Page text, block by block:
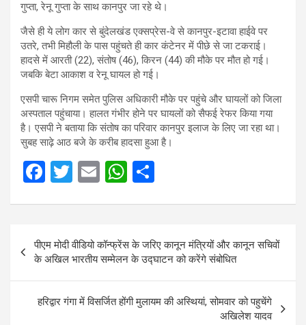
गुप्ता, रेनू गुप्ता के साथ कानपुर जा रहे थे।
जैसे ही ये लोग कार से बुंदेलखंड एक्सप्रेस-वे से कानपुर-इटावा हाईवे पर
उतरे, तभी मिहौली के पास पहुंचते ही कार कंटेनर में पीछे से जा टकराई।
हादसे में आरती (22), संतोष (46), किरन (44) की मौके पर मौत हो गई।
जबकि बेटा आकाश व रेनू घायल हो गई।
एसपी चारू निगम समेत पुलिस अधिकारी मौके पर पहुंचे और घायलों को जिला
अस्पताल पहुंचाया। हालत गंभीर होने पर घायलों को सैफई रेफर किया गया
है। एसपी ने बताया कि संतोष का परिवार कानपुर इलाज के लिए जा रहा था।
सुबह साढ़े आठ बजे के करीब हादसा हुआ है।
F
b
o
o
k
T
er
E
W
s
A
p
p
e
Post
navigation
पीएम मोदी वीडियो कॉन्फ्रेंस के जरिए कानून मंत्रियों और कानून सचिवों
के अखिल भारतीय सम्मेलन के उद्घाटन को करेंगे संबोधित
हरिद्वार गंगा में विसर्जित होंगी मुलायम की अस्थियां, सोमवार को पहुचेंगे
अखिलेश यादव